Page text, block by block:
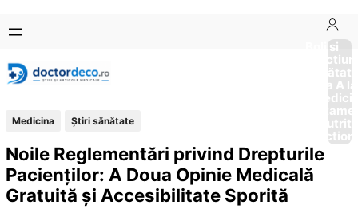
conținut
content
Boli si
Afectiuni
Sănătate
de la A
Medicina Ştiri sănătate
Noile Reglementări privind Drepturile
Pacienților: A Doua Opinie Medicală
Gratuită și Accesibilitate Sporită